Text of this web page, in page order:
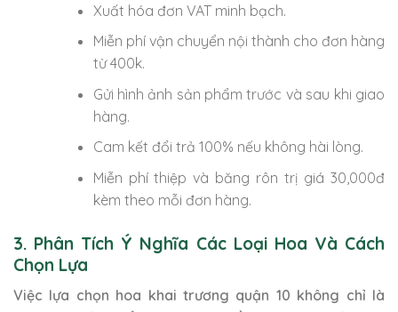
Xuất hóa đơn VAT minh bạch.
Miễn phí vận chuyển nội thành cho đơn hàng
từ 400k.
Gửi hình ảnh sản phẩm trước và sau khi giao
hàng.
Cam kết đổi trả 100% nếu không hài lòng.
Miễn phí thiệp và băng rôn trị giá 30,000đ
kèm theo mỗi đơn hàng.
3. Phân Tích Ý Nghĩa Các Loại Hoa Và Cách
Chọn Lựa
Việc lựa chọn hoa khai trương quận 10 không chỉ là